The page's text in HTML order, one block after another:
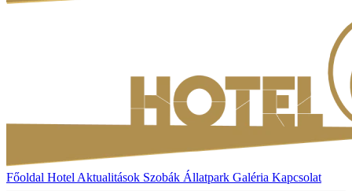
Főoldal Hotel Aktualitások Szobák Állatpark Galéria Kapcsolat